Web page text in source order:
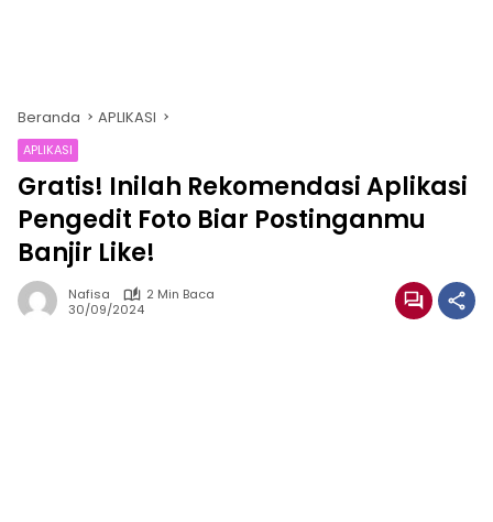
Beranda APLIKASI
APLIKASI
Gratis! Inilah Rekomendasi Aplikasi
Pengedit Foto Biar Postinganmu
Banjir Like!
Nafisa
2 Min Baca
30/09/2024